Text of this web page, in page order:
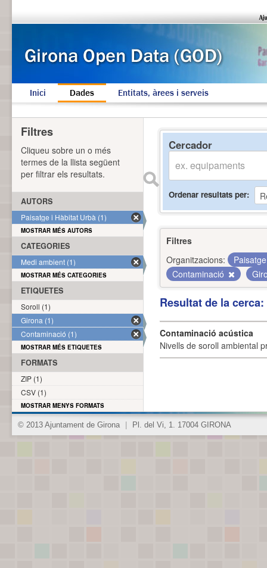
Inici Dades Entitats, àrees i serveis
Cercador
Ordenar resultats per
Filtres
Organitzacions:
Contaminació
Resultat de la
Contaminació acústica
Nivells de soroll ambiental
Filtres
Cliqueu sobre un o més
termes de la llista següent
per filtrar els resultats.
AUTORS
Paisatge i Hàbitat Urbà (1)
MOSTRAR MÉS AUTORS
CATEGORIES
Medi ambient (1)
MOSTRAR MÉS CATEGORIES
ETIQUETES
Soroll (1)
Girona (1)
Contaminació (1)
MOSTRAR MÉS ETIQUETES
FORMATS
ZIP (1)
CSV (1)
MOSTRAR MENYS FORMATS
© 2013 Ajuntament de Girona Pl. del Vi, 1. 17004 GIRONA